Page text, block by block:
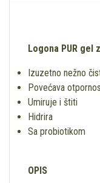
Logona PUR gel
Izuzetno nežno
Povećava
Umiruje i štiti
Hidrira
Sa probiotikom
OPIS